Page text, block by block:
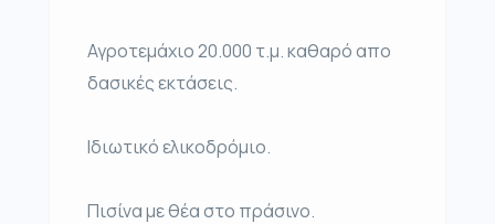
Αγροτεμάχιο 20.000 τ.μ. καθαρό απο
δασικές εκτάσεις.
Ιδιωτικό ελικοδρόμιο.
Πισίνα με θέα στο πράσινο.